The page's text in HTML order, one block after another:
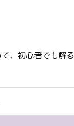
、初心者でも解